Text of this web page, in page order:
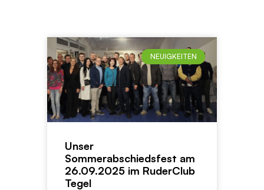
NEUIGKEITEN
Unser
Sommerabschiedsfest am
26.09.2025 im RuderClub
Tegel